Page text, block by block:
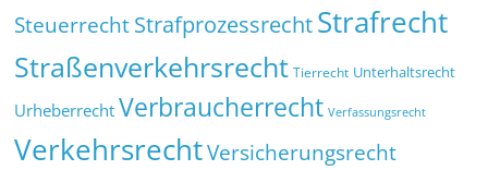
SteuerrechtStrafprozessrechtStrafrecht
Straßenverkehrsrecht Tierrecht Unterhaltsrecht
Urheberrecht Verbraucherrecht Verfassungsrecht
VerkehrsrechtVersicherungsrecht